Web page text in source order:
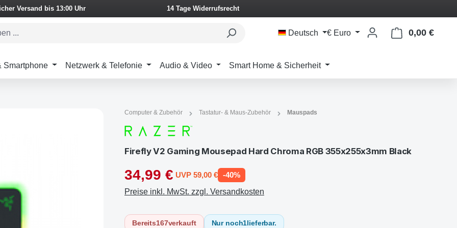
Versand bis 13:00 Uhr 14 Tage Widerrufsrecht
Deutsch € Euro 0,00 €
Smartphone Netzwerk & Telefonie Audio & Video Smart Home & Sicherheit
Computer & Zubehör Tastatur- & Maus-Zubehör Mauspads
Firefly V2 Gaming Mousepad Hard Chroma RGB 355x255x3mm Black
34,99 € UVP 59,00 € -40%
Preise inkl. MwSt. zzgl. Versandkosten
Bereits167verkauft Nur noch1lieferbar.